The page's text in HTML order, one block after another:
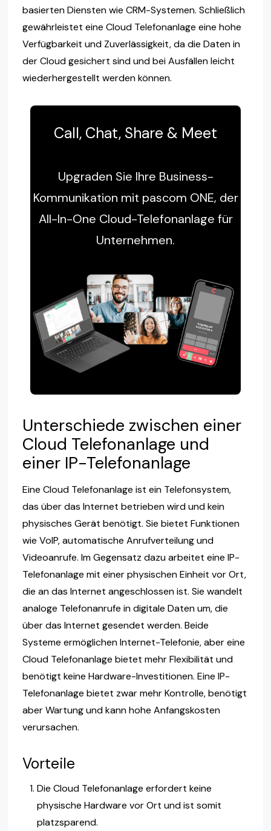
basierten Diensten wie CRM-Systemen. Schließlich
gewährleistet eine Cloud Telefonanlage eine hohe
Verfügbarkeit und Zuverlässigkeit, da die Daten in
der Cloud gesichert sind und bei Ausfällen leicht
wiederhergestellt werden können.
Call, Chat, Share & Meet
Upgraden Sie Ihre Business-
Kommunikation mit pascom ONE, der
All-In-One Cloud-Telefonanlage für
Unternehmen.
Unterschiede zwischen einer
Cloud Telefonanlage und
einer IP-Telefonanlage
Eine Cloud Telefonanlage ist ein Telefonsystem,
das über das Internet betrieben wird und kein
physisches Gerät benötigt. Sie bietet Funktionen
wie VoIP, automatische Anrufverteilung und
Videoanrufe. Im Gegensatz dazu arbeitet eine IP-
Telefonanlage mit einer physischen Einheit vor Ort,
die an das Internet angeschlossen ist. Sie wandelt
analoge Telefonanrufe in digitale Daten um, die
über das Internet gesendet werden. Beide
Systeme ermöglichen Internet-Telefonie, aber eine
Cloud Telefonanlage bietet mehr Flexibilität und
benötigt keine Hardware-Investitionen. Eine IP-
Telefonanlage bietet zwar mehr Kontrolle, benötigt
aber Wartung und kann hohe Anfangskosten
verursachen.
Vorteile
Die Cloud Telefonanlage erfordert keine
physische Hardware vor Ort und ist somit
platzsparend.